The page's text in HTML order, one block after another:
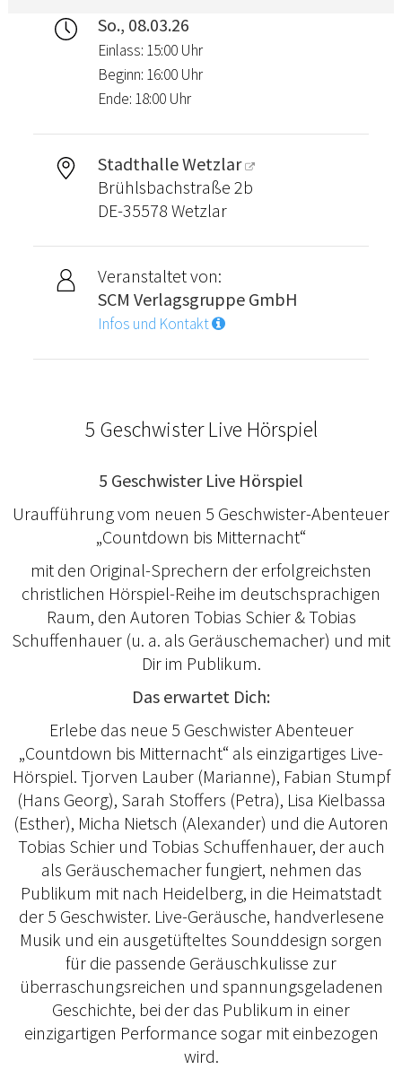
So., 08.03.26
Einlass: 15:00 Uhr
Beginn: 16:00 Uhr
Ende: 18:00 Uhr
Stadthalle Wetzlar
Brühlsbachstraße 2b
DE-35578 Wetzlar
Veranstaltet von:
SCM Verlagsgruppe GmbH
Infos und Kontakt
5 Geschwister Live Hörspiel
5 Geschwister Live Hörspiel
Uraufführung vom neuen 5 Geschwister-Abenteuer
„Countdown bis Mitternacht“
mit den Original-Sprechern der erfolgreichsten
christlichen Hörspiel-Reihe im deutschsprachigen
Raum, den Autoren Tobias Schier & Tobias
Schuffenhauer (u. a. als Geräuschemacher) und mit
Dir im Publikum.
Das erwartet Dich:
Erlebe das neue 5 Geschwister Abenteuer
„Countdown bis Mitternacht“ als einzigartiges Live-
Hörspiel. Tjorven Lauber (Marianne), Fabian Stumpf
(Hans Georg), Sarah Stoffers (Petra), Lisa Kielbassa
(Esther), Micha Nietsch (Alexander) und die Autoren
Tobias Schier und Tobias Schuffenhauer, der auch
als Geräuschemacher fungiert, nehmen das
Publikum mit nach Heidelberg, in die Heimatstadt
der 5 Geschwister. Live-Geräusche, handverlesene
Musik und ein ausgetüfteltes Sounddesign sorgen
für die passende Geräuschkulisse zur
überraschungsreichen und spannungsgeladenen
Geschichte, bei der das Publikum in einer
einzigartigen Performance sogar mit einbezogen
wird.